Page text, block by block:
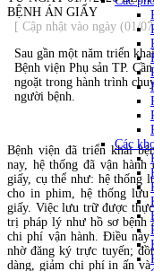
Các
BỆNH ÁN GIẤY
[ Cập nhật vào ngày (01/
Sau gần một năm triển
Bệnh viện Phụ sản TP.
ngoặt trong hành trình
người bệnh.
Bệnh viện đã triển khai
nay, hệ thống đã vận hành
giấy, cụ thể như: hệ thống
cho in phim, hệ thống lưu
giấy. Việc lưu trữ được
trị pháp lý như hồ sơ bệnh
chi phí vận hành. Điều
nhờ đăng ký trực tuyến;
dàng, giảm chi phí in ấn